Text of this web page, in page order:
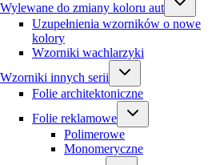
Wylewane do zmiany koloru aut
Uzupełnienia wzorników o nowe
kolory
Wzorniki wachlarzyki
Wzorniki innych serii
Folie architektoniczne
Folie reklamowe
Polimerowe
Monomeryczne